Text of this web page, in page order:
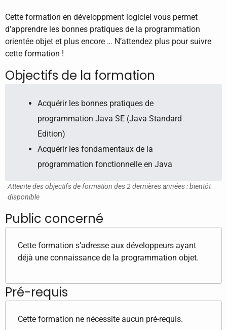
Cette formation en développment logiciel vous permet
d’apprendre les bonnes pratiques de la programmation
orientée objet et plus encore … N’attendez plus pour suivre
cette formation !
Objectifs de la formation
Acquérir les bonnes pratiques de
programmation Java SE (Java Standard
Edition)
Acquérir les fondamentaux de la
programmation fonctionnelle en Java
Atteinte des objectifs de formation des 2 dernières années : bientôt
disponible
Public concerné
Cette formation s’adresse aux développeurs ayant
déjà une connaissance de la programmation objet.
Pré-requis
Cette formation ne nécessite aucun pré-requis.